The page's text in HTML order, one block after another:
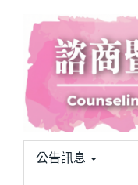
公告訊息